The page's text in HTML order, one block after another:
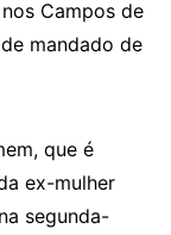
Campos de
mandado de
que é
ex-mulher
segunda-